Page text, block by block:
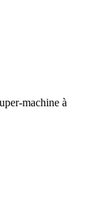
machine à